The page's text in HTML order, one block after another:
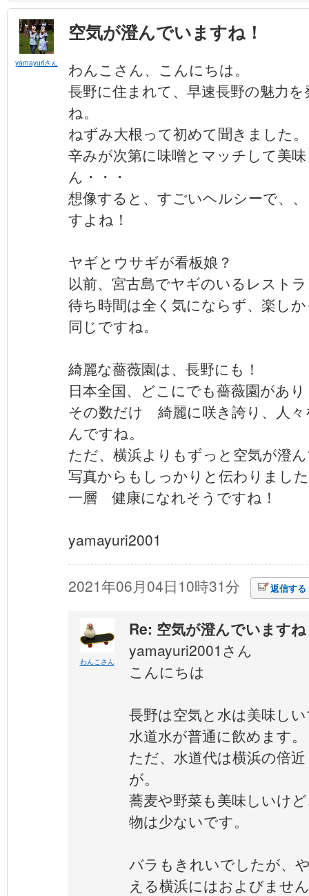
yamayuriさん
空気が澄んでいますね！
わんこさん、こんにちは。
長野に住まれて、早速長野の魅力
ね。
ねずみ大根って初めて聞きました。
辛みが次第に味噌とマッチして美
ん・・・
想像すると、すごいヘルシーで、
すよね！
ヤギとウサギが看板娘？
以前、宮古島でヤギのいるレスト
待ち時間は全く気にならず、楽し
同じですね。
綺麗な薔薇園は、長野にも！
日本全国、どこにでも薔薇園があり
その数だけ 綺麗に咲き誇り、人
んですね。
ただ、横浜よりもずっと空気が澄
写真からもしっかりと伝わりまし
一層 健康になれそうですね！
yamayuri2001
2021年06月04日10時31分 返信する
わんこさん
Re: 空気が澄んでいます
yamayuri2001さん
こんにちは
長野は空気と水は美味し
水道水が普通に飲めます。
ただ、水道代は横浜の倍
が。
蕎麦や野菜も美味しいけ
物は少ないです。
バラもきれいでしたが、
える横浜にはおよびませ